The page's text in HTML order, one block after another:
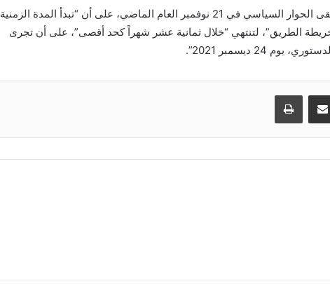
ونصّت خريطة الطريق، التي وقعها أعضاء ملتقى الحوار السياسي في 21 نوفمبر العام الماضي، على أن “تبدأ المدة الزمنية
خريطة الطريق”، لتنتهي “خلال ثمانية عشر شهراً كحد أقصى”، على أن تجرى
24 ديسمبر 2021”.
مشاركة عبر البريد طباعة